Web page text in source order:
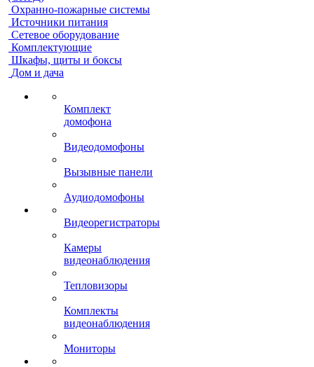
Охранно-пожарные системы
Источники питания
Сетевое оборудование
Комплектующие
Шкафы, щиты и боксы
Дом и дача
Комплект
домофона
Видеодомофоны
Вызывные панели
Аудиодомофоны
Видеорегистраторы
Камеры
видеонаблюдения
Тепловизоры
Комплекты
видеонаблюдения
Мониторы